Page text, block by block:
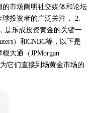
市场阐明社交媒体和论坛
投资者的广泛关注， 2.
是乐成投资黄金的关键一
）和CNBC等，以下是
大通（JPMorgan
为它们直接到场黄金市场的